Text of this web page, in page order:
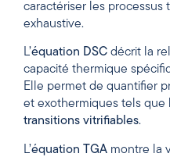
caractériser les processus
exhaustive.
L’équation DSC décrit la
capacité thermique
Elle permet de quantifier
et exothermiques tels que
transitions vitrifiables.
L’équation TGA montre la